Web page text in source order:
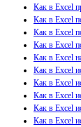
Как в Excel
Как в Excel
Как в Excel
Как в Excel
Как в Excel
Как в Excel
Как в Excel
Как в Excel
Как в Excel
Как в Excel